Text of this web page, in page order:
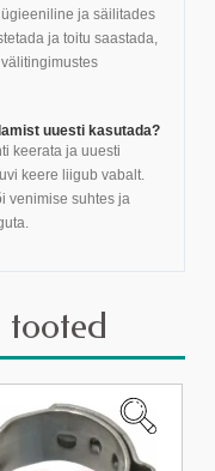
ja säilitades
ja toitu saastada,
uuesti kasutada?
keerata ja uuesti
keere liigub vabalt.
venimise suhtes ja
tooted